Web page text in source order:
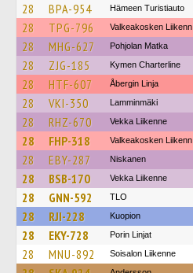
28 BPA-954 Hämeen Turistiauto
28 TPG-796 Valkeakosken Liikenn
28 MHG-627 Pohjolan Matka
28 ZJG-185 Kymen Charterline
28 HTF-607 Åbergin Linja
28 VKI-350 Lamminmäki
28 RHZ-670 Vekka Liikenne
28 FHP-318 Valkeakosken Liikenn
28 EBY-287 Niskanen
28 BSB-170 Vekka Liikenne
28 GNN-592 TLO
28 RJI-228 Kuopion
28 EKY-728 Porin Linjat
28 MNU-892 Soisalon Liikenne